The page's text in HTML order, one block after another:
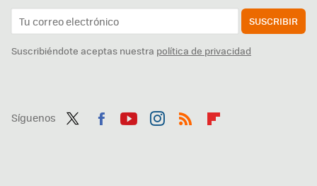
SUSCRIBIR
Suscribiéndote aceptas nuestra política de privacidad
Síguenos